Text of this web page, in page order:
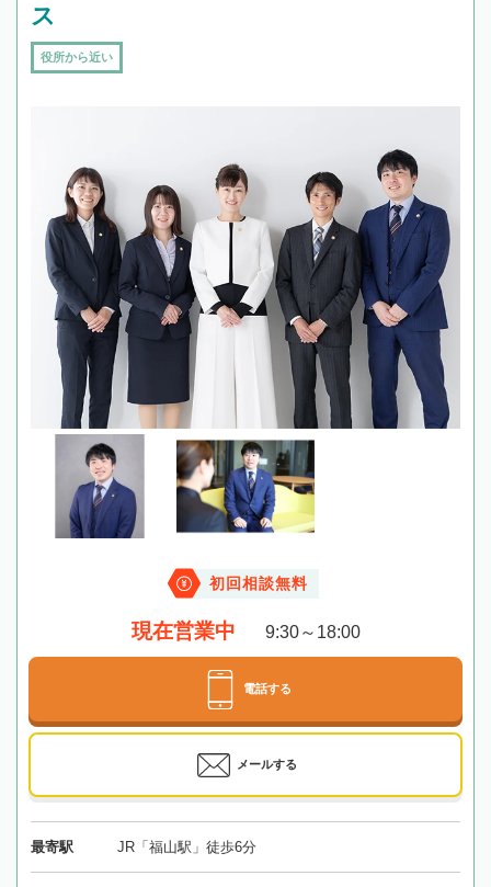
ス
役所から近い
初回相談無料
現在営業中 9:30～18:00
電話する
メールする
最寄駅 JR「福山駅」徒歩6分